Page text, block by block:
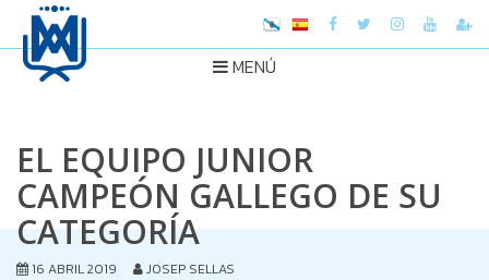
MENÚ
EL EQUIPO JUNIOR
CAMPEÓN GALLEGO DE SU
CATEGORÍA
16 ABRIL 2019 JOSEP SELLAS